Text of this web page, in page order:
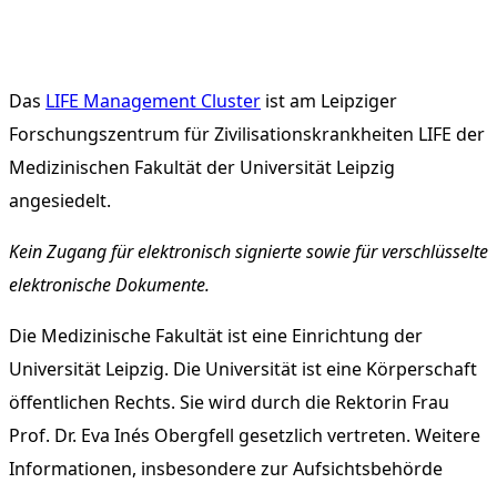
Das LIFE Management Cluster ist am Leipziger
Forschungszentrum für Zivilisationskrankheiten LIFE der
Medizinischen Fakultät der Universität Leipzig
angesiedelt.
Kein Zugang für elektronisch signierte sowie für verschlüsselte
elektronische Dokumente.
Die Medizinische Fakultät ist eine Einrichtung der
Universität Leipzig. Die Universität ist eine Körperschaft
öffentlichen Rechts. Sie wird durch die Rektorin Frau
Prof. Dr. Eva Inés Obergfell gesetzlich vertreten. Weitere
Informationen, insbesondere zur Aufsichtsbehörde